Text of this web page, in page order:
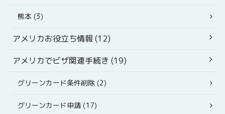
熊本 (3)
アメリカお役立ち情報 (12)
アメリカでビザ関連手続き (19)
グリーンカード条件削除 (2)
グリーンカード申請 (17)